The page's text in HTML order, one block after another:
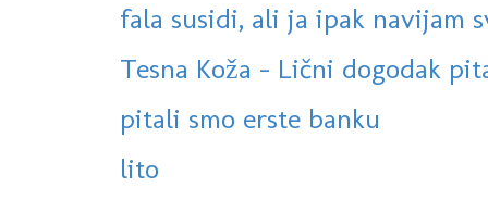
fala susidi, ali ja ipak navijam
Tesna Koža - Lični dogodak
pitali smo erste banku
lito